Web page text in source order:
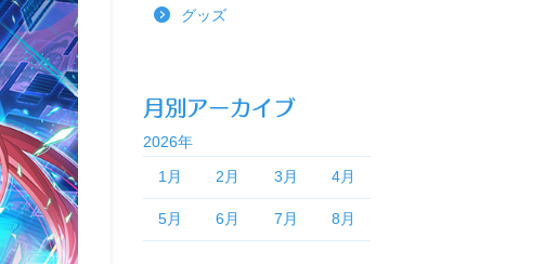
グッズ
2026年
1月
2月 3月 4月
5月 6月 7月 8月